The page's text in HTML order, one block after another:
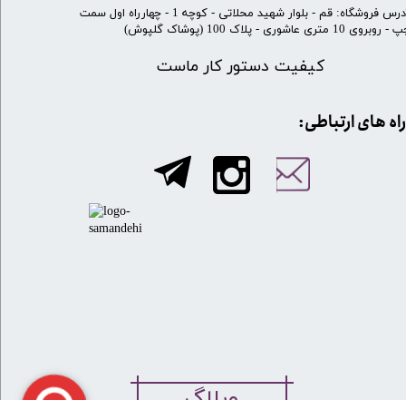
کیفیت دستور کار ماست
​آدرس فروشگاه: قم - بلوار شهید محلاتی - کوچه 1 - چهارراه اول سمت
10 متری عاشوری - پلاک 100 (پوشاک گلپوش)
​​راه های ارتباطی: